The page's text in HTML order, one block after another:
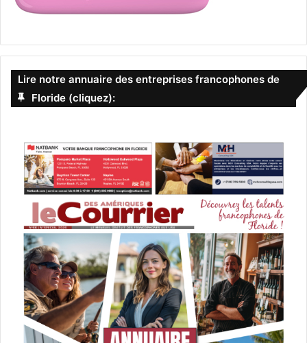
Lire notre annuaire des entreprises francophones de
Floride (cliquez):